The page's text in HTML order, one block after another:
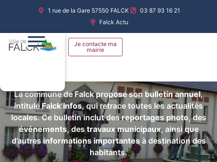
1 rue de la Gare 57550 FALCK
03 87 93 16 21
Falck Actu
Je contacte ma
mairie
BULLETIN ANNUEL
FALCK'INFOS
La commune de Falck propose son bulletin annuel,
intituléFalck’Infos, qui retrace toutes les actualités
locales. Ce bulletin inclut desreportages photo, des
événements, destravaux municipaux, ainsi que
d’autresinformations importantesà destination des
habitants.